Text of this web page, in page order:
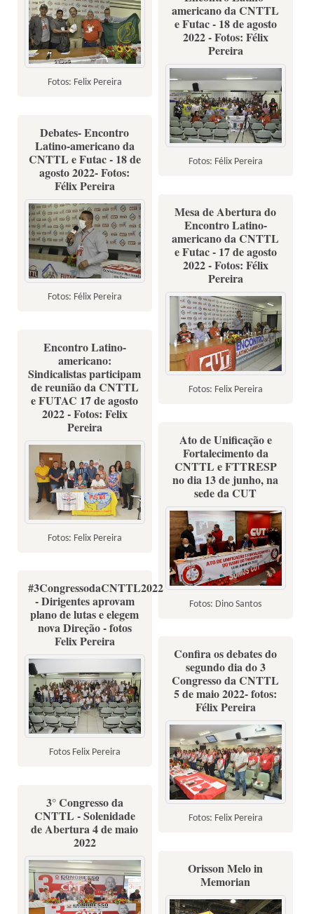
Fotos: Felix Pereira
americano da CNTTL
e Futac - 18 de agosto
2022 - Fotos: Félix
Pereira
Fotos: Félix Pereira
Debates- Encontro
Latino-americano da
CNTTL e Futac - 18 de
agosto 2022- Fotos:
Félix Pereira
Fotos: Félix Pereira
Mesa de Abertura do
Encontro Latino-
americano da CNTTL
e Futac - 17 de agosto
2022 - Fotos: Félix
Pereira
Fotos: Felix Pereira
Encontro Latino-
americano:
Sindicalistas participam
de reunião da CNTTL
e FUTAC 17 de agosto
2022 - Fotos: Felix
Pereira
Fotos: Felix Pereira
Ato de Unificação e
Fortalecimento da
CNTTL e FTTRESP
no dia 13 de junho, na
sede da CUT
Fotos: Dino Santos
#3CongressodaCNTTL2022
- Dirigentes aprovam
plano de lutas e elegem
nova Direção - fotos
Felix Pereira
Fotos Felix Pereira
Confira os debates do
segundo dia do 3
Congresso da CNTTL
5 de maio 2022- fotos:
Félix Pereira
Fotos: Felix Pereira
3° Congresso da
CNTTL - Solenidade
de Abertura 4 de maio
2022
Orisson Melo in
Memorian